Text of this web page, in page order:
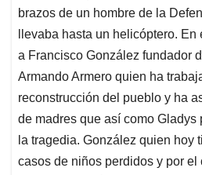
brazos de un hombre de la
llevaba hasta un helicóptero.
a Francisco González fundador
Armando Armero quien ha
reconstrucción del pueblo y ha
de madres que así como Gladys
la tragedia. González quien hoy
casos de niños perdidos y por el